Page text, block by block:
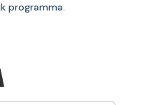
programma.